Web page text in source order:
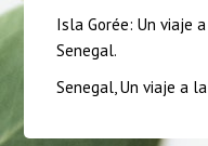
Isla Gorée: Un viaje
Senegal.
Senegal, Un viaje a